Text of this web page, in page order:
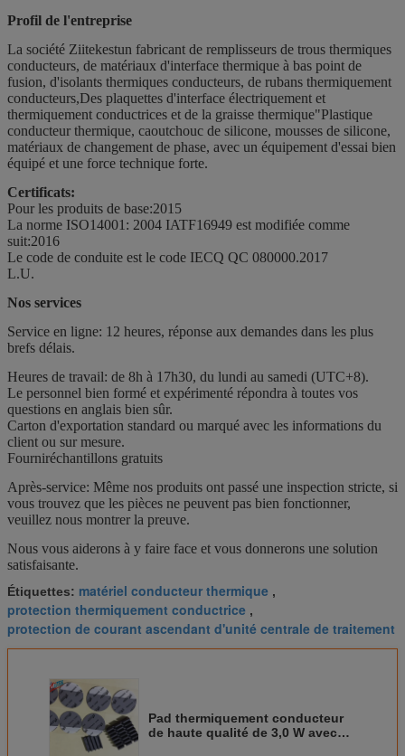
Profil de l'entreprise
La société Ziitekestun fabricant de remplisseurs de trous thermiques
conducteurs, de matériaux d'interface thermique à bas point de
fusion, d'isolants thermiques conducteurs, de rubans thermiquement
conducteurs,Des plaquettes d'interface électriquement et
thermiquement conductrices et de la graisse thermique"Plastique
conducteur thermique, caoutchouc de silicone, mousses de silicone,
matériaux de changement de phase, avec un équipement d'essai bien
équipé et une force technique forte.
Certificats:
Pour les produits de base:2015
La norme ISO14001: 2004 IATF16949 est modifiée comme
suit:2016
Le code de conduite est le code IECQ QC 080000.2017
L.U.
Nos services
Service en ligne: 12 heures, réponse aux demandes dans les plus
brefs délais.
Heures de travail: de 8h à 17h30, du lundi au samedi (UTC+8).
Le personnel bien formé et expérimenté répondra à toutes vos
questions en anglais bien sûr.
Carton d'exportation standard ou marqué avec les informations du
client ou sur mesure.
Fourniréchantillons gratuits
Après-service: Même nos produits ont passé une inspection stricte, si
vous trouvez que les pièces ne peuvent pas bien fonctionner,
veuillez nous montrer la preuve.
Nous vous aiderons à y faire face et vous donnerons une solution
satisfaisante.
Étiquettes: matériel conducteur thermique ,
protection thermiquement conductrice ,
protection de courant ascendant d'unité centrale de traitement
Pad thermiquement conducteur
de haute qualité de 3,0 W avec